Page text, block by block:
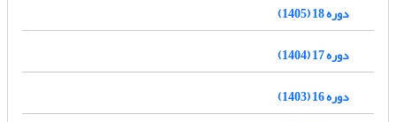
دوره 18 (1405)
دوره 17 (1404)
دوره 16 (1403)